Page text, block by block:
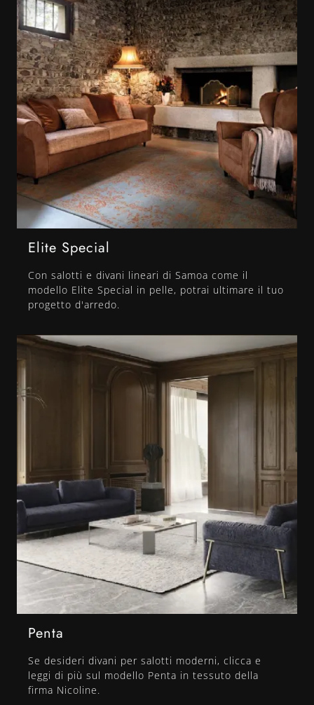
Elite Special
Con salotti e divani lineari di Samoa come il
modello Elite Special in pelle, potrai ultimare il tuo
progetto d'arredo.
Penta
Se desideri divani per salotti moderni, clicca e
leggi di più sul modello Penta in tessuto della
firma Nicoline.